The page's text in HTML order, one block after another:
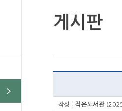
게시판
작성 : 작은도서관